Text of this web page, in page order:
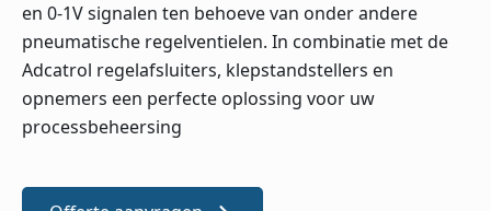
en 0-1V signalen ten behoeve van onder andere
pneumatische regelventielen. In combinatie met de
Adcatrol regelafsluiters, klepstandstellers en
opnemers een perfecte oplossing voor uw
processbeheersing